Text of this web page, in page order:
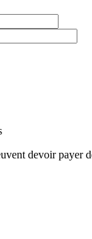
devoir payer